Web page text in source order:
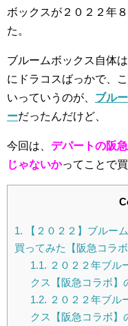
ボックスが２０２２年
た。
ブルームボックス自体
にドラコスばっかで、
いっていうのが、 ブル
ーだったんだけど、
今回は、 デパートの阪
じゃないかってことで
1. 【２０２２】ブルー
買ってみた【阪急コラボ
1.1. ２０２２年ブル
クス【阪急コラボ】
1.2. ２０２２年ブル
クス【阪急コラボ】